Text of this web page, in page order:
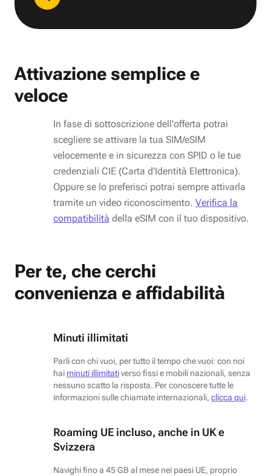
Attivazione semplice e
veloce
In fase di sottoscrizione dell'offerta potrai
scegliere se attivare la tua SIM/eSIM
velocemente e in sicurezza con SPID o le tue
credenziali CIE (Carta d'Identità Elettronica).
Oppure se lo preferisci potrai sempre attivarla
tramite un video riconoscimento. Verifica la
compatibilità della eSIM con il tuo dispositivo.
Per te, che cerchi
convenienza e affidabilità
Minuti illimitati
Parli con chi vuoi, per tutto il tempo che vuoi: con noi
hai minuti illimitativerso fissi e mobili nazionali, senza
nessuno scatto la risposta. Per conoscere tutte le
informazioni sulle chiamate internazionali, clicca qui.
Roaming UE incluso, anche in UK e
Svizzera
Navighi fino a 45 GB al mese nei paesi UE, proprio